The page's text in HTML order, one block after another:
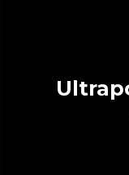
Ultrapotencia contra la